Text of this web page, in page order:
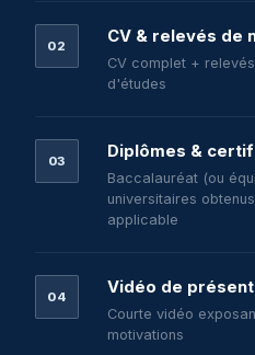
02 CV & relevés de
CV complet +
d'études
03 Diplômes &
Baccalauréat (ou
universitaires
applicable
04 Vidéo de
Courte vidéo
motivations